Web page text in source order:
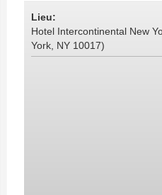
Lieu:
Hotel Intercontinental New
York, NY 10017)